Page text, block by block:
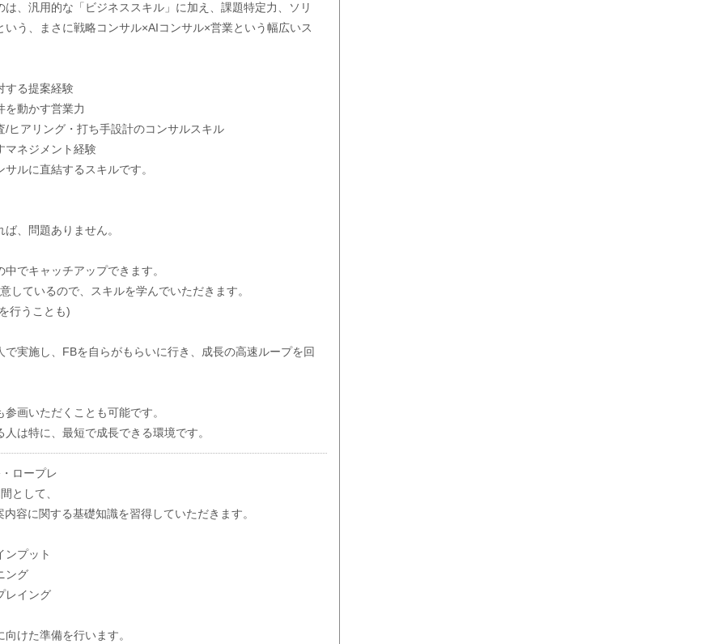
は、汎用的な「ビジネススキル」に加え、課題特定力、ソリ
いう、まさに戦略コンサル×AIコンサル×営業という幅広いス
する提案経験
を動かす営業力
/ヒアリング・打ち手設計のコンサルスキル
マネジメント経験
ルに直結するスキルです。
、問題ありません。
でキャッチアップできます。
しているので、スキルを学んでいただきます。
行うことも)
で実施し、FBを自らがもらいに行き、成長の高速ループを回
画いただくことも可能です。
は特に、最短で成長できる環境です。
ロープレ
として、
容に関する基礎知識を習得していただきます。
ンプット
ング
レイング
けた準備を行います。